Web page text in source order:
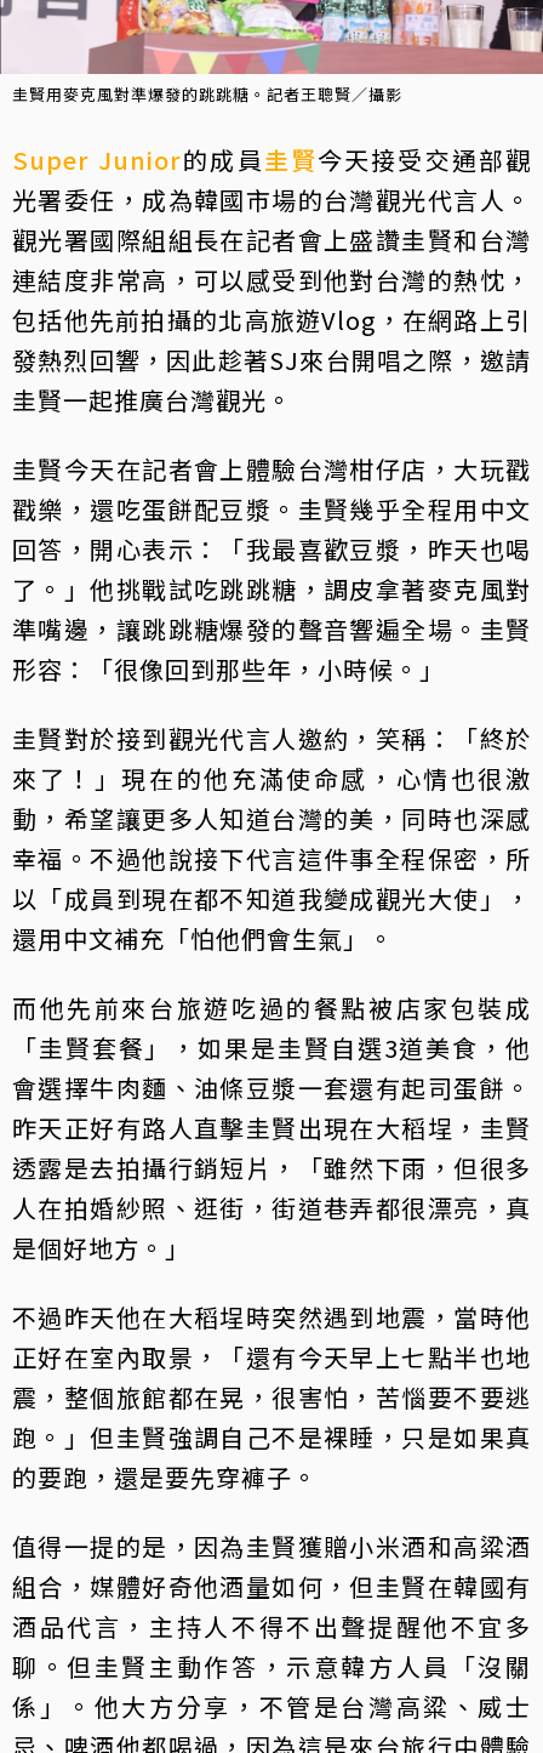
圭賢用麥克風對準爆發的跳跳糖。記者王聰賢／攝影
Super Junior的成員圭賢今天接受交通部觀
光署委任，成為韓國市場的台灣觀光代言人。
觀光署國際組組長在記者會上盛讚圭賢和台灣
連結度非常高，可以感受到他對台灣的熱忱，
包括他先前拍攝的北高旅遊Vlog，在網路上引
發熱烈回響，因此趁著SJ來台開唱之際，邀請
圭賢一起推廣台灣觀光。
圭賢今天在記者會上體驗台灣柑仔店，大玩戳
戳樂，還吃蛋餅配豆漿。圭賢幾乎全程用中文
回答，開心表示：「我最喜歡豆漿，昨天也喝
了。」他挑戰試吃跳跳糖，調皮拿著麥克風對
準嘴邊，讓跳跳糖爆發的聲音響遍全場。圭賢
形容：「很像回到那些年，小時候。」
圭賢對於接到觀光代言人邀約，笑稱：「終於
來了！」現在的他充滿使命感，心情也很激
動，希望讓更多人知道台灣的美，同時也深感
幸福。不過他說接下代言這件事全程保密，所
以「成員到現在都不知道我變成觀光大使」，
還用中文補充「怕他們會生氣」。
而他先前來台旅遊吃過的餐點被店家包裝成
「圭賢套餐」，如果是圭賢自選3道美食，他
會選擇牛肉麵、油條豆漿一套還有起司蛋餅。
昨天正好有路人直擊圭賢出現在大稻埕，圭賢
透露是去拍攝行銷短片，「雖然下雨，但很多
人在拍婚紗照、逛街，街道巷弄都很漂亮，真
是個好地方。」
不過昨天他在大稻埕時突然遇到地震，當時他
正好在室內取景，「還有今天早上七點半也地
震，整個旅館都在晃，很害怕，苦惱要不要逃
跑。」但圭賢強調自己不是裸睡，只是如果真
的要跑，還是要先穿褲子。
值得一提的是，因為圭賢獲贈小米酒和高粱酒
組合，媒體好奇他酒量如何，但圭賢在韓國有
酒品代言，主持人不得不出聲提醒他不宜多
聊。但圭賢主動作答，示意韓方人員「沒關
係」。他大方分享，不管是台灣高粱、威士